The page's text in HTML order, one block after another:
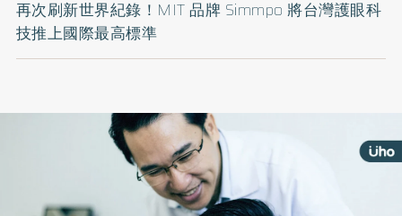
再次刷新世界紀錄！MIT 品牌 Simmpo 將台灣護眼科
技推上國際最高標準